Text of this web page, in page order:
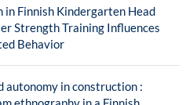
in Finnish Kindergarten Head
Strength Training Influences
Behavior
autonomy in construction :